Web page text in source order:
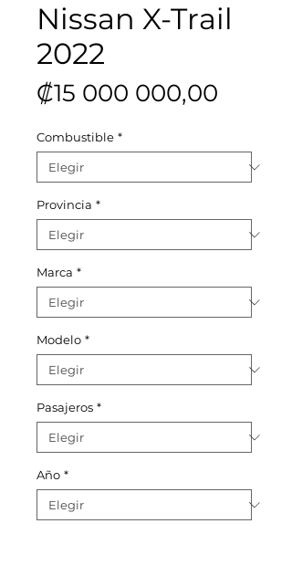
Nissan X-Trail
2022
₡15 000 000,00
Combustible *
Provincia *
Marca *
Modelo *
Pasajeros *
Año *